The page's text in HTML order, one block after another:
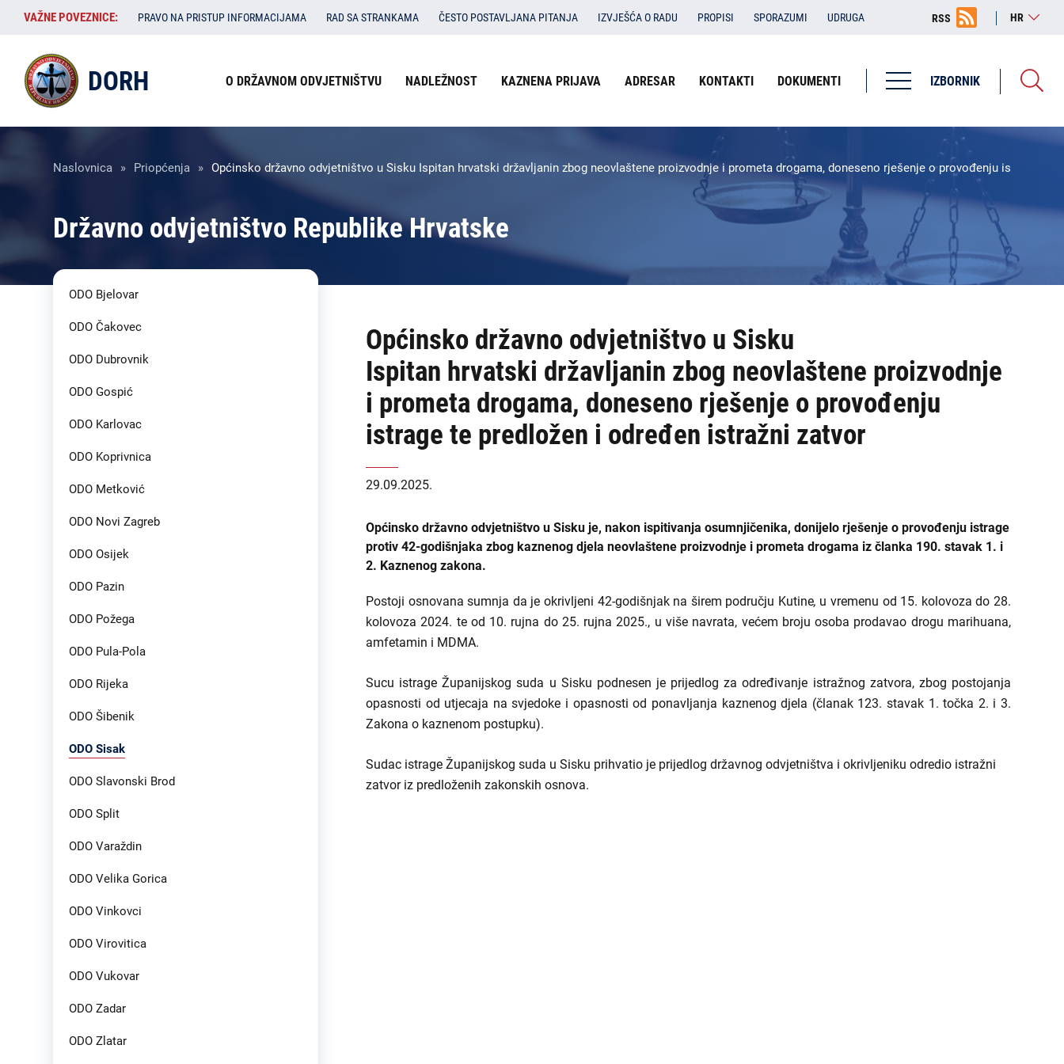
Skoči
sadržaj
VAŽNE
POVEZNICE:
VAŽNE POVEZNICE: PRAVO NA PRISTUP INFORMACIJAMA RAD SA STRANKAMA ČESTO POSTAVLJANA PITANJA IZVJEŠĆA O RADU PROPISI SPORAZUMI UDRUGA HR
RSS
IZBORNIK
DORH
Izbornik
zaglavlju
O DRŽAVNOM ODVJETNIŠTVU NADLEŽNOST KAZNENA PRIJAVA ADRESAR KONTAKTI DOKUMENTI
Breadcrumb
Naslovnica Priopćenja Općinsko državno odvjetništvo u Sisku Ispitan hrvatski državljanin zbog neovlaštene proizvodnje i prometa drogama, doneseno rješenje o provođenju istrage te
Državno odvjetništvo Republike Hrvatske
Općinsko državno odvjetništvo u Sisku
Ispitan hrvatski državljanin zbog neovlaštene proizvodnje
i prometa drogama, doneseno rješenje o provođenju
istrage te predložen i određen istražni zatvor
29.09.2025.
Općinsko državno odvjetništvo u Sisku je, nakon ispitivanja osumnjičenika, donijelo rješenje o provođenju istrage
protiv 42-godišnjaka zbog kaznenog djela neovlaštene proizvodnje i prometa drogama iz članka 190. stavak 1. i
2. Kaznenog zakona.
Postoji osnovana sumnja da je okrivljeni 42-godišnjak na širem području Kutine, u vremenu od 15. kolovoza do 28.
kolovoza 2024. te od 10. rujna do 25. rujna 2025., u više navrata, većem broju osoba prodavao drogu marihuana,
amfetamin i MDMA.
Sucu istrage Županijskog suda u Sisku podnesen je prijedlog za određivanje istražnog zatvora, zbog postojanja
opasnosti od utjecaja na svjedoke i opasnosti od ponavljanja kaznenog djela (članak 123. stavak 1. točka 2. i 3.
Zakona o kaznenom postupku).
Sudac istrage Županijskog suda u Sisku prihvatio je prijedlog državnog odvjetništva i okrivljeniku odredio istražni
zatvor iz predloženih zakonskih osnova.
ODO Bjelovar
ODO Čakovec
ODO Dubrovnik
ODO Gospić
ODO Karlovac
ODO Koprivnica
ODO Metković
ODO Novi Zagreb
ODO Osijek
ODO Pazin
ODO Požega
ODO Pula-Pola
ODO Rijeka
ODO Šibenik
ODO Sisak
ODO Slavonski Brod
ODO Split
ODO Varaždin
ODO Velika Gorica
ODO Vinkovci
ODO Virovitica
ODO Vukovar
ODO Zadar
ODO Zlatar